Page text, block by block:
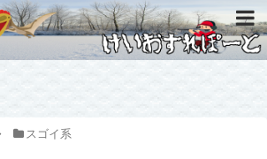
スゴイ系